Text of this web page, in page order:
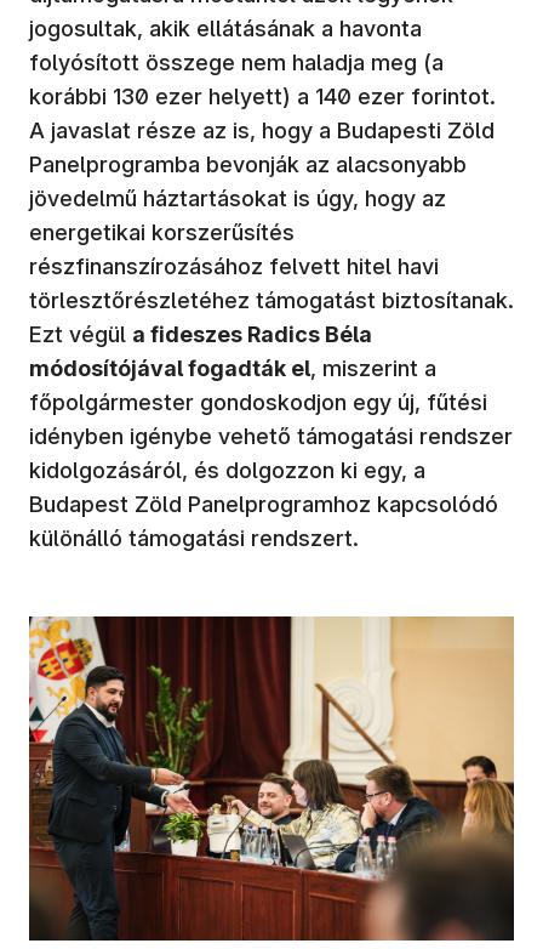
jogosultak, akik ellátásának a havonta
folyósított összege nem haladja meg (a
korábbi 130 ezer helyett) a 140 ezer forintot.
A javaslat része az is, hogy a Budapesti Zöld
Panelprogramba bevonják az alacsonyabb
jövedelmű háztartásokat is úgy, hogy az
energetikai korszerűsítés
részfinanszírozásához felvett hitel havi
törlesztőrészletéhez támogatást biztosítanak.
Ezt végül a fideszes Radics Béla
módosítójával fogadták el, miszerint a
főpolgármester gondoskodjon egy új, fűtési
idényben igénybe vehető támogatási rendszer
kidolgozásáról, és dolgozzon ki egy, a
Budapest Zöld Panelprogramhoz kapcsolódó
különálló támogatási rendszert.